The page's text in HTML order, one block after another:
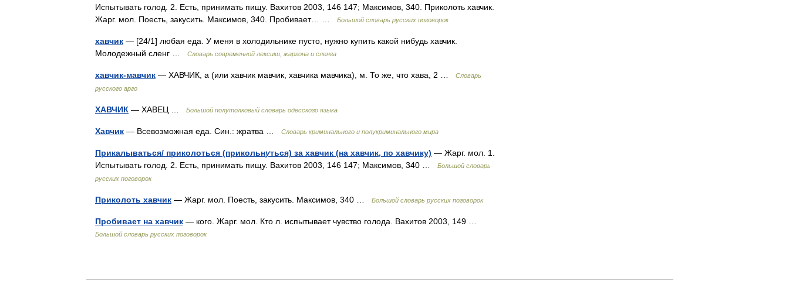
Испытывать голод. 2. Есть, принимать пищу. Вахитов 2003, 146 147; Максимов, 340. Приколоть хавчик.
Жарг. мол. Поесть, закусить. Максимов, 340. Пробивает… …
Большой словарь русских поговорок
хавчик — [24/1] любая еда. У меня в холодильнике пусто, нужно купить какой нибудь хавчик.
Молодежный сленг …
Cловарь современной лексики, жаргона и сленга
хавчик-мавчик — ХАВЧИК, а (или хавчик мавчик, хавчика мавчика), м. То же, что хава, 2 …
Словарь
русского арго
ХАВЧИК — ХАВЕЦ … Большой полутолковый словарь одесского языка
Хавчик — Всевозможная еда. Син.: жратва … Словарь криминального и полукриминального мира
Прикалываться/ приколоться (прикольнуться) за хавчик (на хавчик, по хавчику) — Жарг. мол. 1.
Испытывать голод. 2. Есть, принимать пищу. Вахитов 2003, 146 147; Максимов, 340 …
Большой словарь
русских поговорок
Приколоть хавчик — Жарг. мол. Поесть, закусить. Максимов, 340 … Большой словарь русских поговорок
Пробивает на хавчик — кого. Жарг. мол. Кто л. испытывает чувство голода. Вахитов 2003, 149 …
Большой словарь русских поговорок